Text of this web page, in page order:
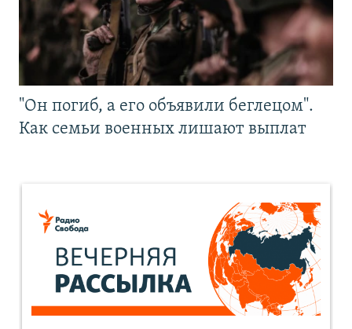
"Он погиб, а его объявили беглецом".
Как семьи военных лишают выплат